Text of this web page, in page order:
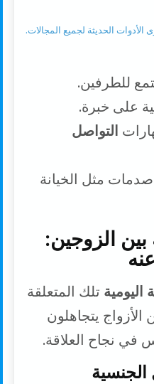
الأدوات الحديثة لجميع المجالات.
للطرفين.
على خبرة.
التواصل
مثل الخيانة
الزوجين:
اليومية تلك المتعلقة
يتجاهلون
في نجاح العلاقة.